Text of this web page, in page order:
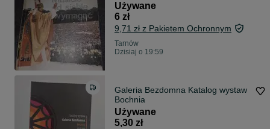
Używane
6 zł
9,71 zł z Pakietem Ochronnym
Tarnów
Dzisiaj o 19:59
Galeria Bezdomna Katalog wystaw
Bochnia
Używane
5,30 zł